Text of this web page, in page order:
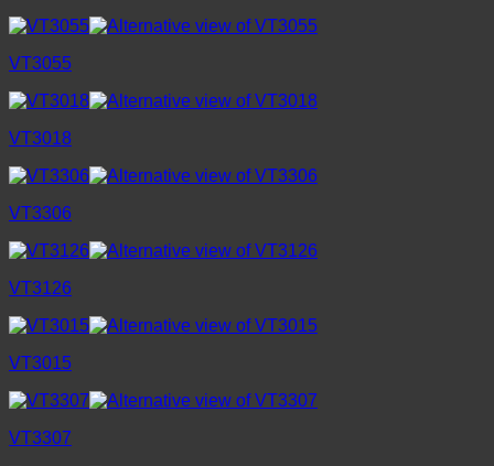
VT3055
VT3018
VT3306
VT3126
VT3015
VT3307